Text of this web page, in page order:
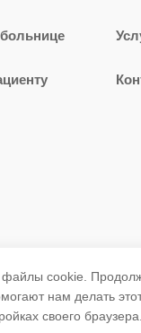
файлы cookie.
нам делать
своего браузера.